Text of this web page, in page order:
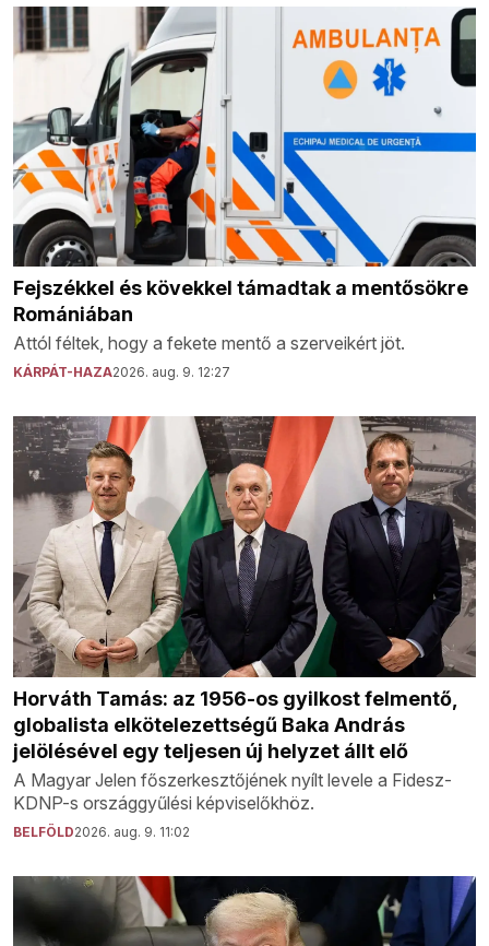
Fejszékkel és kövekkel támadtak a mentősökre
Romániában
Attól féltek, hogy a fekete mentő a szerveikért jöt.
KÁRPÁT-HAZA2026. aug. 9. 12:27
Horváth Tamás: az 1956-os gyilkost felmentő,
globalista elkötelezettségű Baka András
jelölésével egy teljesen új helyzet állt elő
A Magyar Jelen főszerkesztőjének nyílt levele a Fidesz-
KDNP-s országgyűlési képviselőkhöz.
BELFÖLD2026. aug. 9. 11:02